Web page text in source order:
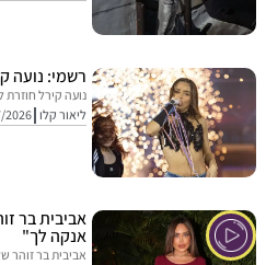
רשמי: נועה קירל
נועה קירל חוזרת לפסטיגל 2026 כחלק מחגיגות...
ליאור קלו 26/07/2026
אביבית בר זוהר
אנקה לך"
אביבית בר זוהר שלחה